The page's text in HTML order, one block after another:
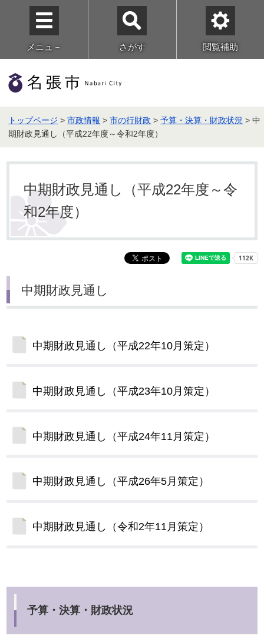
メニュ－ さがす 閲覧補助
トップページ >市政情報 >市の行財政 >予算・決算・財政状況 > 中
期財政見通し（平成22年度～令和2年度）
中期財政見通し（平成22年度～令
和2年度）
中期財政見通し
中期財政見通し（平成22年10月策定）
中期財政見通し（平成23年10月策定）
中期財政見通し（平成24年11月策定）
中期財政見通し（平成26年5月策定）
中期財政見通し（令和2年11月策定）
予算・決算・財政状況